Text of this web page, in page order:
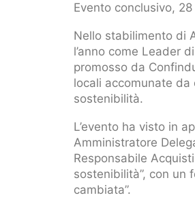
Evento conclusivo,
Nello stabilimento di
l’anno come Leader
promosso da
locali accomunate
sostenibilità.
L’evento ha visto in
Amministratore
Responsabile
sostenibilità”, con un
cambiata”.